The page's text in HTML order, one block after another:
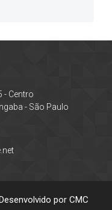
- Centro
- São Paulo
por CMC